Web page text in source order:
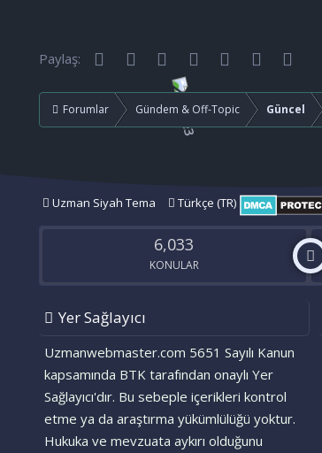
r
Paylaş: FacebookTwitterReddit Pinterest
Tumblr WhatsApp
Forumlar Gündem & Off-Topic Güncel
Uzman Siyah Tema Türkçe (TR)
6,033
KONULAR
Yer Sağlayıcı
Uzmanwebmaster.com 5651 Sayılı Kanun
kapsamında BTK tarafından onaylı Yer
Sağlayıcı'dır. Bu sebeple içerikleri kontrol
etme ya da araştırma yükümlülüğü yoktur.
Hukuka ve mevzuata aykırı olduğunu